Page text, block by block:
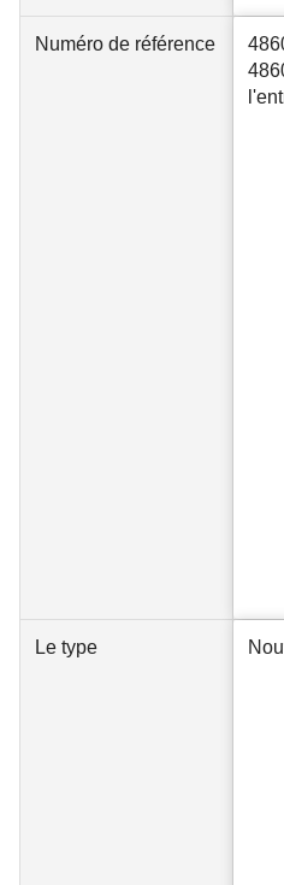
Numéro de référence
Le type